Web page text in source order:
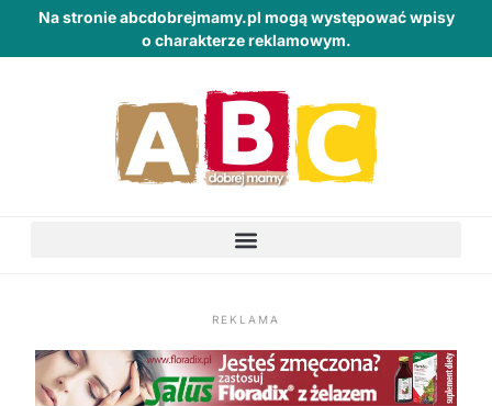
Na stronie abcdobrejmamy.pl mogą występować wpisy
o charakterze reklamowym.
REKLAMA